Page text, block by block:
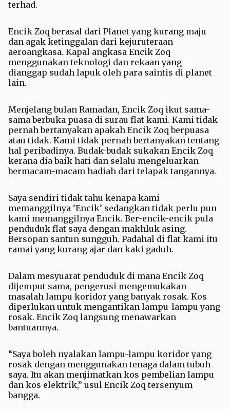
terhad.
Encik Zoq berasal dari Planet yang kurang maju
dan agak ketinggalan dari kejuruteraan
aeroangkasa. Kapal angkasa Encik Zoq
menggunakan teknologi dan rekaan yang
dianggap sudah lapuk oleh para saintis di planet
lain.
Menjelang bulan Ramadan, Encik Zoq ikut sama-
sama berbuka puasa di surau flat kami. Kami tidak
pernah bertanyakan apakah Encik Zoq berpuasa
atau tidak. Kami tidak pernah bertanyakan tentang
hal peribadinya. Budak-budak sukakan Encik Zoq
kerana dia baik hati dan selalu mengeluarkan
bermacam-macam hadiah dari telapak tangannya.
Saya sendiri tidak tahu kenapa kami
memanggilnya ‘Encik’ sedangkan tidak perlu pun
kami memanggilnya Encik. Ber-encik-encik pula
penduduk flat saya dengan makhluk asing.
Bersopan santun sungguh. Padahal di flat kami itu
ramai yang kurang ajar dan kaki gaduh.
Dalam mesyuarat penduduk di mana Encik Zoq
dijemput sama, pengerusi mengemukakan
masalah lampu koridor yang banyak rosak. Kos
diperlukan untuk mengantikan lampu-lampu yang
rosak. Encik Zoq langsung menawarkan
bantuannya.
“Saya boleh nyalakan lampu-lampu koridor yang
rosak dengan menggunakan tenaga dalam tubuh
saya. Itu akan menjimatkan kos pembelian lampu
dan kos elektrik,” usul Encik Zoq tersenyum
bangga.